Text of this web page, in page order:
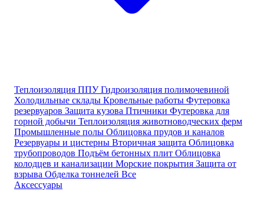
Теплоизоляция ППУГидроизоляция полимочевиной
Холодильные склады Кровельные работы Футеровка
резервуаров Защита кузова Птичники Футеровка для
горной добычи Теплоизоляция животноводческих ферм
Промышленные полы Облицовка прудов и каналов
Резервуары и цистерны Вторичная защита Облицовка
трубопроводов Подъём бетонных плит Облицовка
колодцев и канализации Морские покрытия Защита от
взрыва Обделка тоннелей Все
Аксессуары